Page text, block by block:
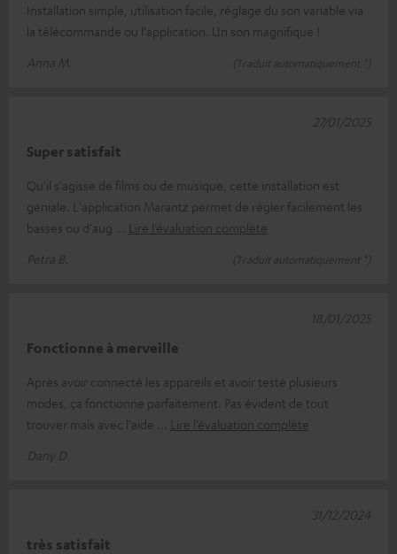
Installation simple, utilisation facile, réglage du son variable via
la télécommande ou l'application. Un son magnifique !
Anna M.
(Traduit automatiquement *)
Super satisfait
Qu'il s'agisse de films ou de musique, cette installation est
géniale. L'application Marantz permet de régler facilement les
basses ou d'aug
Lire l’évaluation complète
Petra B.
(Traduit automatiquement *)
27/01/2025
Fonctionne à merveille
Après avoir connecté les appareils et avoir testé plusieurs
modes, ça fonctionne parfaitement. Pas évident de tout
trouver mais avec l'aide
Lire l’évaluation complète
Dany D.
18/01/2025
très satisfait
31/12/2024